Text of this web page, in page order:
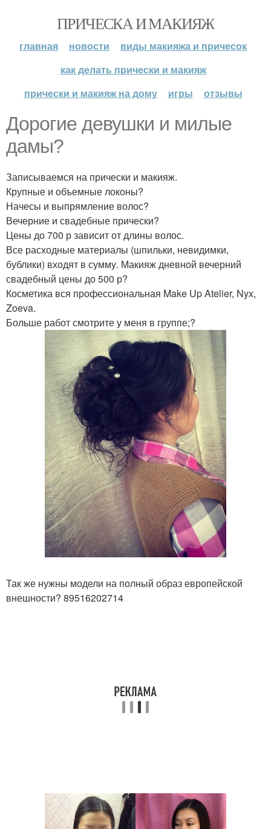
ПРИЧЕСКА И МАКИЯЖ
главная новости
виды макияжа и причесок
как делать прически и макияж
прически и макияж на дому
игры отзывы
Дорогие девушки и милые
дамы?
Записываемся на прически и макияж.
Крупные и объемные локоны?
Начесы и выпрямление волос?
Вечерние и свадебные прически?
Цены до 700 р зависит от длины волос.
Все расходные материалы (шпильки, невидимки,
бублики) входят в сумму. Макияж дневной вечерний
свадебный цены до 500 р?
Косметика вся профессиональная Make Up Atelier, Nyx,
Zoeva.
Больше работ смотрите у меня в группе;?
Так же нужны модели на полный образ европейской
внешности? 89516202714